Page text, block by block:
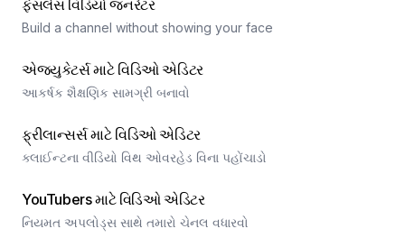
ફેસલેસ વિડિયો જનરેટર
Build a channel without showing your face
એજ્યુકેટર્સ માટે વિડિઓ એડિટર
આકર્ષક શૈક્ષણિક સામગ્રી બનાવો
ફ્રીલાન્સર્સ માટે વિડિઓ એડિટર
ક્લાઈન્ટના વીડિયો વિથ ઓવરહેડ વિના પહોંચાડો
YouTubers માટે વિડિઓ એડિટર
નિયમત અપલોડ્સ સાથે તમારો ચેનલ વધારવો